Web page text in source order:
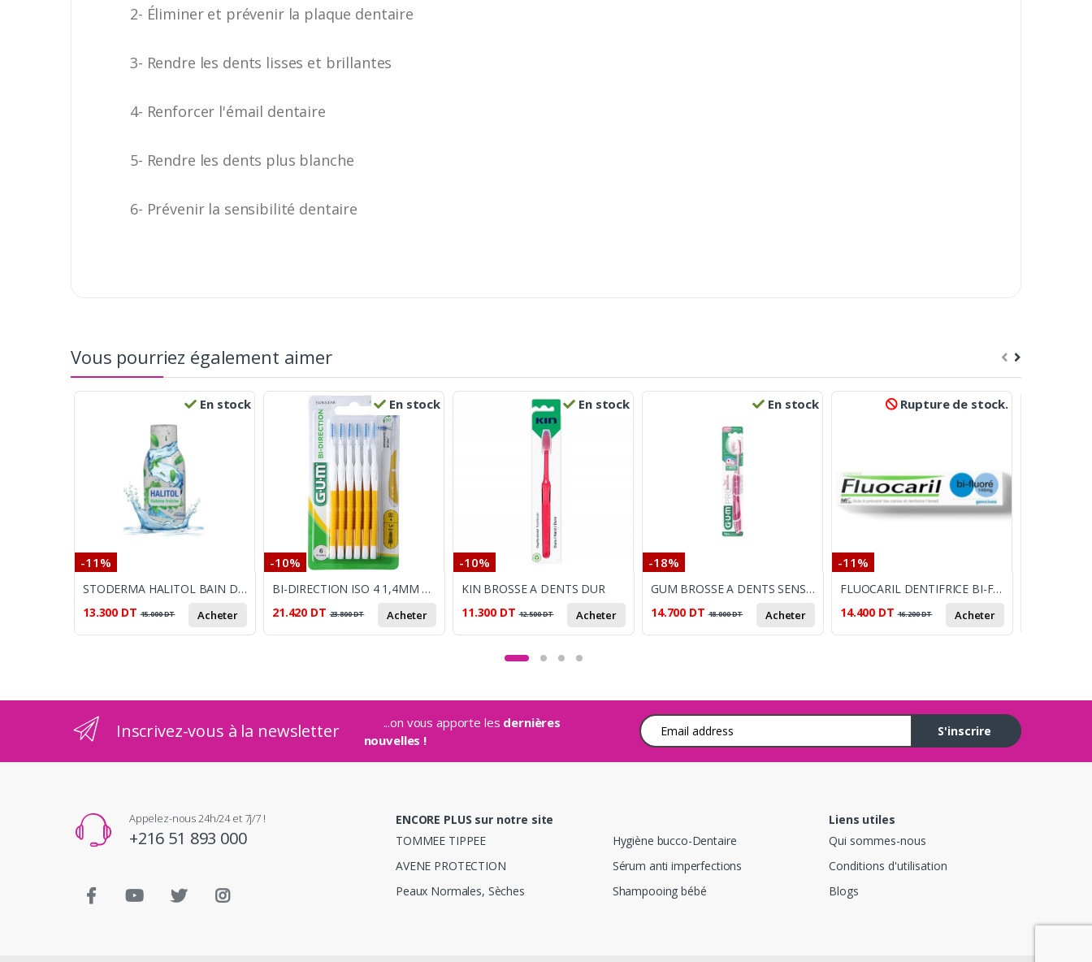
2- Éliminer et prévenir la plaque dentaire
3- Rendre les dents lisses et brillantes
4- Renforcer l'émail dentaire
5- Rendre les dents plus blanche
6- Prévenir la sensibilité dentaire
Vous pourriez également aimer
En stock
-11%
STODERMA HALITOL BAIN DE BOUCHE 250ML
13.300 DT 15.000DT Acheter
En stock
-10%
BI-DIRECTION ISO 4 1,4MM 6 BROSSETTES
21.420 DT 23.800DT Acheter
En stock
-10%
KIN BROSSE A DENTS DUR
11.300 DT 12.500DT Acheter
En stock
-18%
GUM BROSSE A DENTS SENSITIVE PRO 510
14.700 DT 18.000DT Acheter
Rupture de stock.
-11%
FLUOCARIL DENTIFRICE BI-FLUORE 145MG GENCIVES 75ML
14.400 DT 16.200DT Acheter
Inscrivez-vous à la newsletter ...on vous apporte les dernières
nouvelles !
Adresse e-mail
S'inscrire
Appelez-nous 24h/24 et 7j/7 !
+216 51 893 000
ENCORE PLUS sur notre site
TOMMEE TIPPEE
AVENE PROTECTION
Peaux Normales, Sèches
Hygiène bucco-Dentaire
Sérum anti imperfections
Shampooing bébé
Liens utiles
Qui sommes-nous
Conditions d'utilisation
Blogs